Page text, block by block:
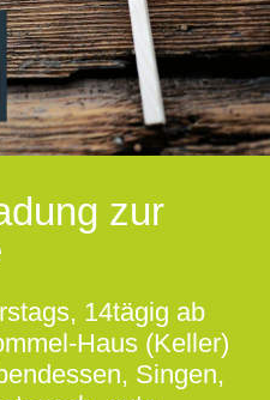
zur
14tägig ab
Haus (Keller)
Singen,